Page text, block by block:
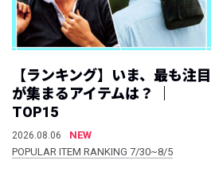
【ランキング】いま、最も注目
が集まるアイテムは？ ｜
TOP15
2026.08.06
NEW
POPULAR ITEM RANKING 7/30~8/5